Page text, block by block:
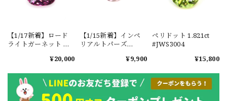
【1/17新着】ロード
ライトガーネット タ
1.601ct【ソーティン
¥20,000
【1/15新着】インペ
リアルトパーズ
¥9,900
ペリドット 1.821ct
#JWS3004
¥15,800